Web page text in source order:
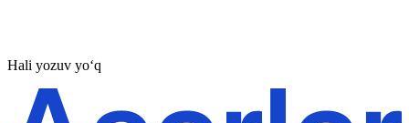
Hali yozuv yo‘q